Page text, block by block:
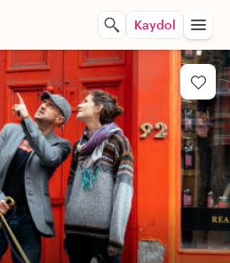
Kaydol